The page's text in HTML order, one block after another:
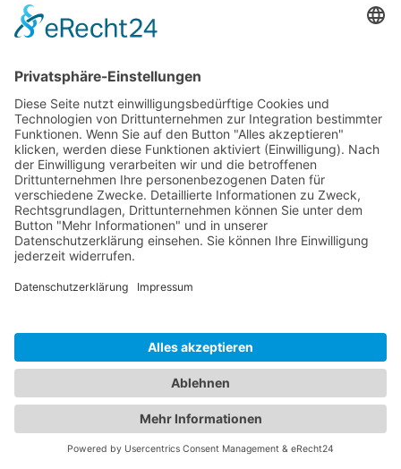
Ressourcen
Wissensdatenbank
Code-Snippets
Kontakt
Kontakt
Feedback geben